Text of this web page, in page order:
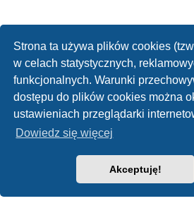
Strona ta używa plików cookies
w celach statystycznych,
funkcjonalnych. Warunki
dostępu do plików cookies można
ustawieniach przeglądarki
Dowiedz się więcej
Akceptuję!